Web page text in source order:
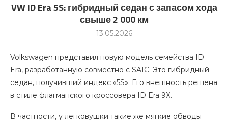
VW ID Era 5S: гибридный седан с запасом хода
свыше 2 000 км
13.05.2026
Volkswagen представил новую модель семейства ID
Era, разработанную совместно с SAIC. Это гибридный
седан, получивший индекс «5S». Его внешность решена
в стиле флагманского кроссовера ID Era 9X.
В частности, у легковушки такие же мягкие обводы